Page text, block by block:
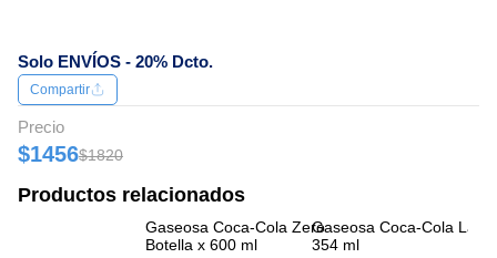
Solo ENVÍOS - 20% Dcto.
Compartir
Precio
$1456$1820
Productos relacionados
Gaseosa Coca-Cola Zero
Botella x 600 ml
Gaseosa Coca-Cola Lata
354 ml